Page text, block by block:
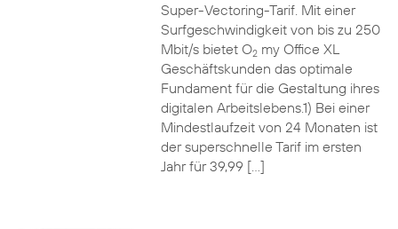
Super-Vectoring-Tarif. Mit einer
Surfgeschwindigkeit von bis zu 250
Mbit/s bietet O2my Office XL
Geschäftskunden das optimale
Fundament für die Gestaltung ihres
digitalen Arbeitslebens.1) Bei einer
Mindestlaufzeit von 24 Monaten ist
der superschnelle Tarif im ersten
Jahr für 39,99 […]